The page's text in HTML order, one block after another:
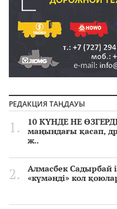
РЕДАКЦИЯ ТАҢДАУЫ
10 КҮНДЕ НЕ
маңындағы қасап,
ж..
Алмасбек Садырбай
«күмәнді» кол